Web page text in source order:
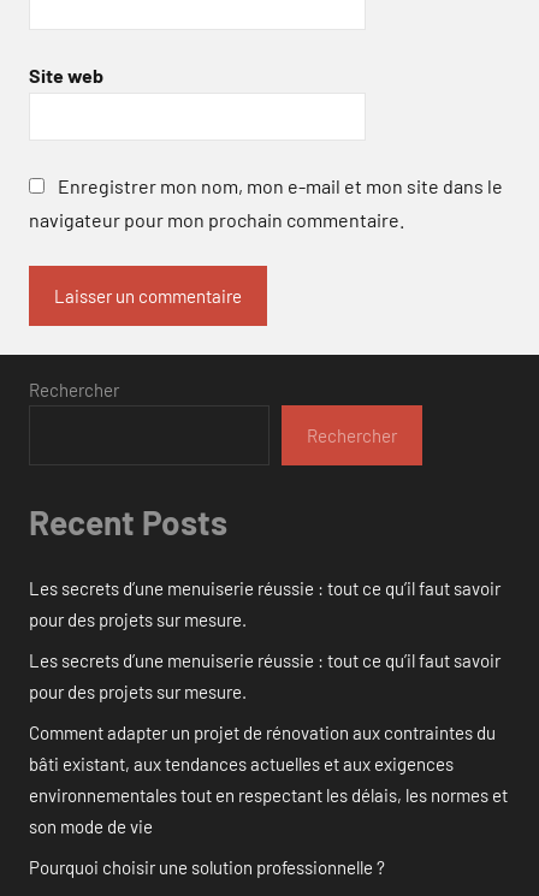
Site web
Enregistrer mon nom, mon e-mail et mon site dans le
navigateur pour mon prochain commentaire.
Rechercher
Rechercher
Recent Posts
Les secrets d’une menuiserie réussie : tout ce qu’il faut savoir
pour des projets sur mesure.
Les secrets d’une menuiserie réussie : tout ce qu’il faut savoir
pour des projets sur mesure.
Comment adapter un projet de rénovation aux contraintes du
bâti existant, aux tendances actuelles et aux exigences
environnementales tout en respectant les délais, les normes et
son mode de vie
Pourquoi choisir une solution professionnelle ?